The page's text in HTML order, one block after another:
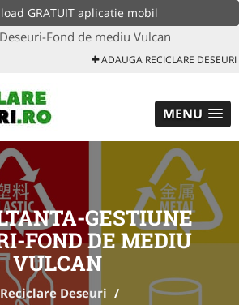
GRATUIT aplicatie mobil
Fond de mediu Vulcan
ADAUGA RECICLARE DESEURI
MENU
GESTIUNE
FOND DE MEDIU
VULCAN
Reciclare Deseuri /